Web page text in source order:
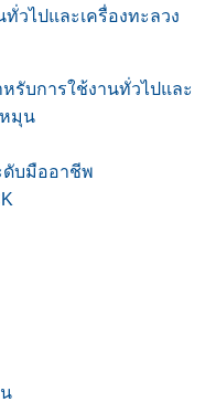
วไปและเครื่องทะลวง
รับการใช้งานทั่วไปและ
หมุน
ดับมืออาชีพ